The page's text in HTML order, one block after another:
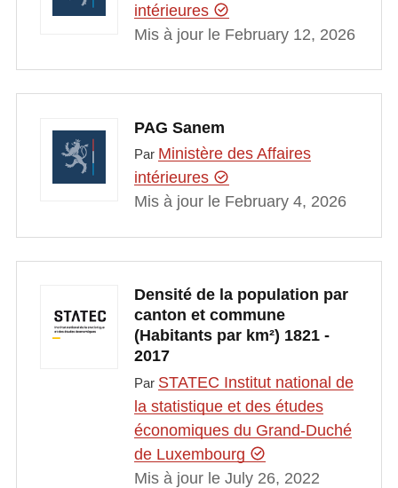
intérieures
Mis à jour le February 12, 2026
PAG Sanem
Par Ministère des Affaires
intérieures
Mis à jour le February 4, 2026
Densité de la population par
canton et commune
(Habitants par km²) 1821 -
2017
Par STATEC Institut national de
la statistique et des études
économiques du Grand-Duché
de Luxembourg
Mis à jour le July 26, 2022